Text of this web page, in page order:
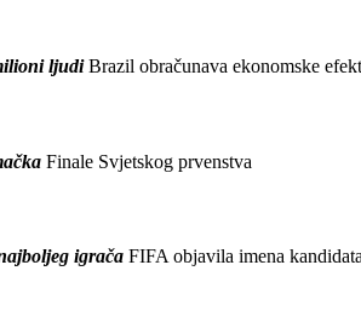
ljudiBrazil obračunava ekonomske
Finale Svjetskog prvenstva
igrača FIFA objavila imena